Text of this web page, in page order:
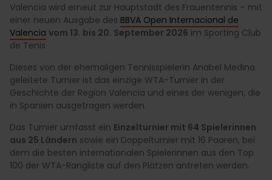
Valencia wird erneut zur Hauptstadt des Frauentennis – mit
einer neuen Ausgabe des BBVA Open Internacional de
Valencia vom 13. bis 20. September 2026 im Sporting Club
de Tenis
Dieses von der ehemaligen Tennisspielerin Anabel Medina
geleitete Turnier ist das einzige WTA-Turnier in der
Geschichte der Region Valencia und eines der wenigen, die
in Spanien ausgetragen werden.
Das Turnier umfasst ein Einzelturnier mit 64 Spielerinnen
aus 25 Ländern sowie ein Doppelturnier mit 16 Paaren, bei
dem die besten internationalen Spielerinnen aus den Top
100 der WTA-Rangliste auf den Plätzen antreten werden.